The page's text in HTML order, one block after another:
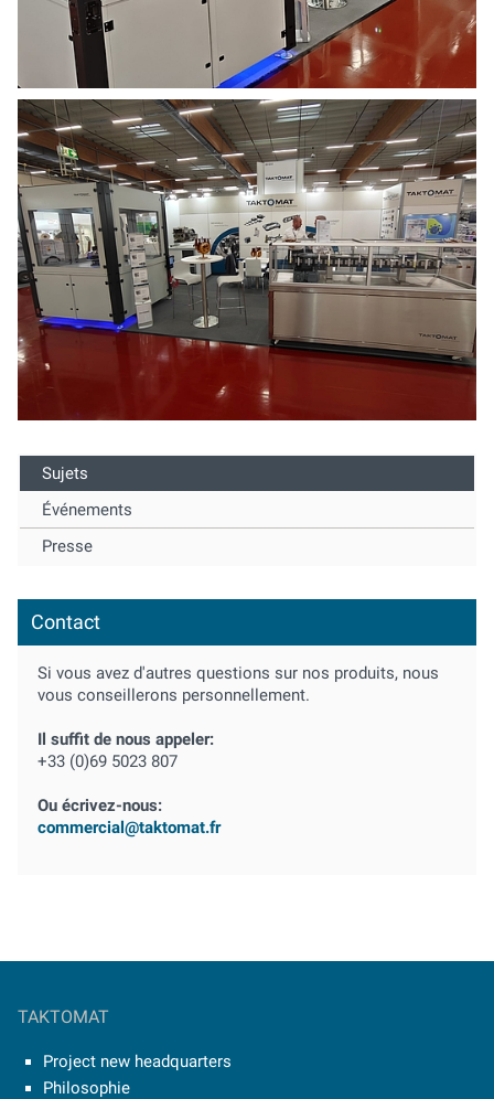
Sujets
Événements
Presse
Contact
Si vous avez d'autres questions sur nos produits, nous
vous conseillerons personnellement.
Il suffit de nous appeler:
+33 (0)69 5023 807
Ou écrivez-nous:
commercial@taktomat.fr
TAKTOMAT
Project new headquarters
Philosophie